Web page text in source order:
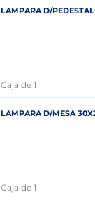
LAMPARA D/
Caja de 1
LAMPARA D/MESA
Caja de 1